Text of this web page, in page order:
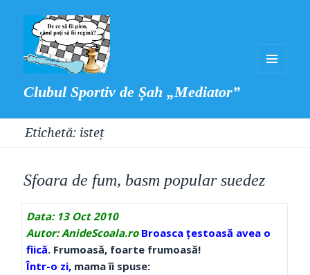
Clubul Sportiv de Șah „Mediator”
Etichetă: isteț
Sfoara de fum, basm popular suedez
Data: 13 Oct 2010
Autor: AnideScoala.roBroasca ţestoasă avea o
fiică. Frumoasă, foarte frumoasă!
Într-o zi, mama îi spuse: